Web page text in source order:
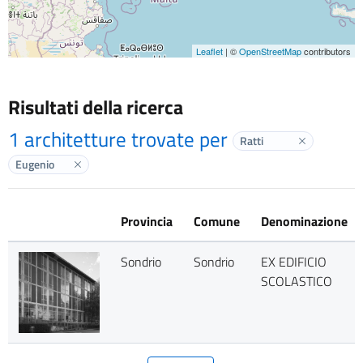
Leaflet | ©OpenStreetMapcontributors
Risultati della ricerca
1 architetture trovate per Ratti Elimina
Eugenio Elimina label
Provincia Comune Denominazione
Sondrio Sondrio
EX EDIFICIO
SCOLASTICO